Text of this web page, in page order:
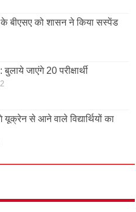
बीएसए को शासन ने किया सस्पेंड
बुलाये जाएंगे 20 परीक्षार्थी
यूक्रेन से आने वाले विद्यार्थियों का